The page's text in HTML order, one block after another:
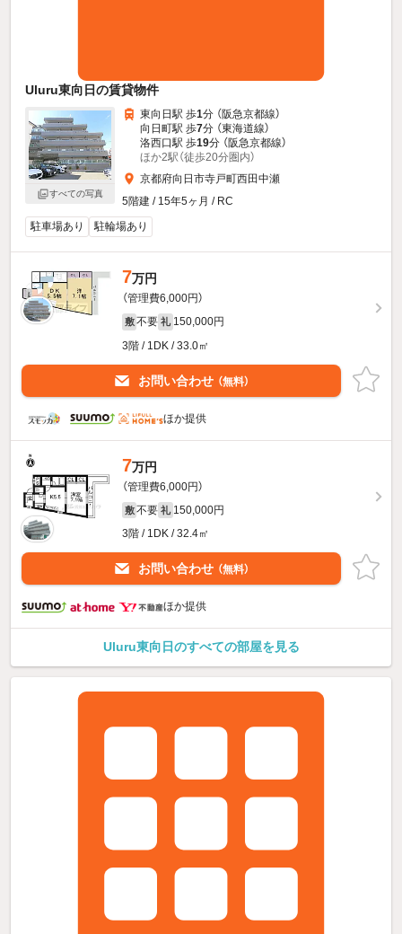
Uluru東向日の賃貸物件
すべての写真
東向日駅 歩1分 （阪急京都線）
向日町駅 歩7分 （東海道線）
洛西口駅 歩19分 （阪急京都線）
ほか2駅（徒歩20分圏内）
京都府向日市寺戸町西田中瀬
5階建 / 15年5ヶ月 / RC
駐車場あり
駐輪場あり
7万円
（管理費6,000円）
敷 不要 礼 150,000円
3階 / 1DK / 33.0㎡
お問い合わせ （無料）
ほか提供
7万円
（管理費6,000円）
敷 不要 礼 150,000円
3階 / 1DK / 32.4㎡
お問い合わせ （無料）
ほか提供
Uluru東向日のすべての部屋を見る